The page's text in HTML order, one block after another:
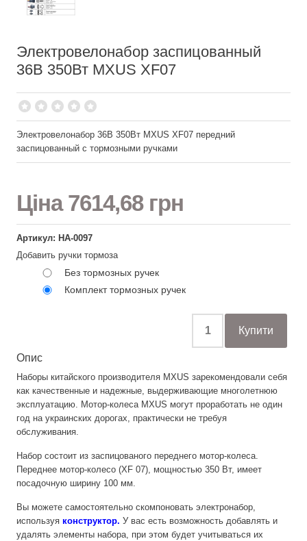
Электровелонабор заспицованный
36В 350Вт MXUS XF07
Электровелонабор 36В 350Вт MXUS XF07 передний
заспицованный с тормозными ручками
Ціна7614,68 грн
Артикул: НА-0097
Добавить ручки тормоза
Без тормозных ручек
Комплект тормозных ручек
Опис
Наборы китайского производителя MXUS зарекомендовали себя
как качественные и надежные, выдерживающие многолетнюю
эксплуатацию. Мотор-колеса MXUS могут проработать не один
год на украинских дорогах, практически не требуя
обслуживания.
Набор состоит из заспицованого переднего мотор-колеса.
Переднее мотор-колесо (XF 07), мощностью 350 Вт, имеет
посадочную ширину 100 мм.
Вы можете самостоятельно скомпоновать электронабор,
используя конструктор. У вас есть возможность добавлять и
удалять элементы набора, при этом будет учитываться их